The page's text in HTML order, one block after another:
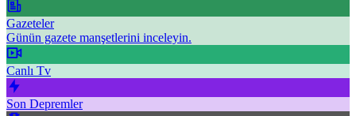
Gazeteler
Günün gazete manşetlerini inceleyin.
Canlı Tv
Son Depremler